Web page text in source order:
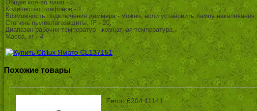
Общее кол-во ламп - 5,
Количество плафонов - 1,
Возможность подключения диммера - можно, если установить лампу накаливания,
Степень пылевлагозащиты, IP - 20,
Диапазон рабочих температур - комнатная температура,
Масса, кг - 4
Похожие товары
Feron 6204 11141